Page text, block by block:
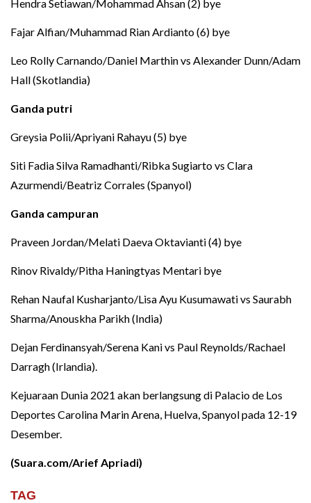
Hendra Setiawan/Mohammad Ahsan (2) bye
Fajar Alfian/Muhammad Rian Ardianto (6) bye
Leo Rolly Carnando/Daniel Marthin vs Alexander Dunn/Adam
Hall (Skotlandia)
Ganda putri
Greysia Polii/Apriyani Rahayu (5) bye
Siti Fadia Silva Ramadhanti/Ribka Sugiarto vs Clara
Azurmendi/Beatriz Corrales (Spanyol)
Ganda campuran
Praveen Jordan/Melati Daeva Oktavianti (4) bye
Rinov Rivaldy/Pitha Haningtyas Mentari bye
Rehan Naufal Kusharjanto/Lisa Ayu Kusumawati vs Saurabh
Sharma/Anouskha Parikh (India)
Dejan Ferdinansyah/Serena Kani vs Paul Reynolds/Rachael
Darragh (Irlandia).
Kejuaraan Dunia 2021 akan berlangsung di Palacio de Los
Deportes Carolina Marin Arena, Huelva, Spanyol pada 12-19
Desember.
(Suara.com/Arief Apriadi)
TAG